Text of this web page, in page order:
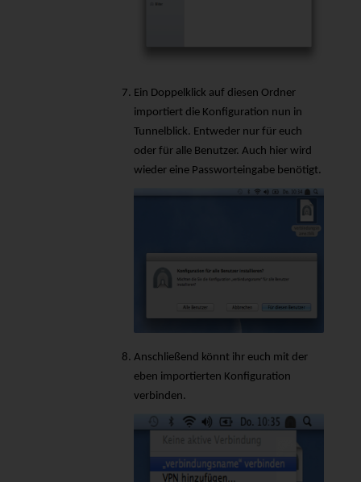
Ein Doppelklick auf diesen Ordner
importiert die Konfiguration nun in
Tunnelblick. Entweder nur für euch
oder für alle Benutzer. Auch hier wird
wieder eine Passworteingabe benötigt.
Anschließend könnt ihr euch mit der
eben importierten Konfiguration
verbinden.